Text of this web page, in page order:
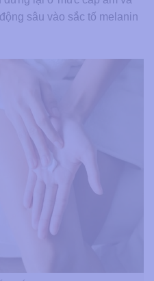
sâu vào sắc tố melanin